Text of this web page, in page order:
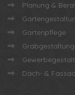
Planung &
Gartenpflege
Dach- &